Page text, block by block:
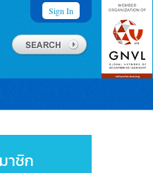
Sign In
าชิก